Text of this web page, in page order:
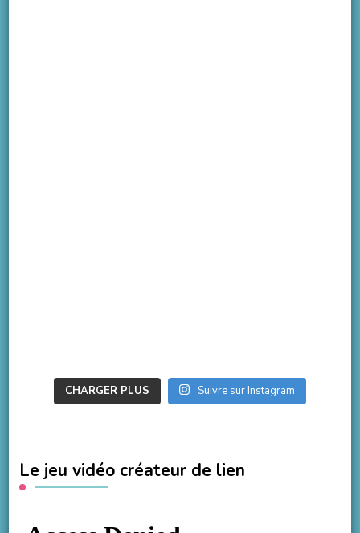
CHARGER PLUS Suivre sur Instagram
Le jeu vidéo créateur de lien